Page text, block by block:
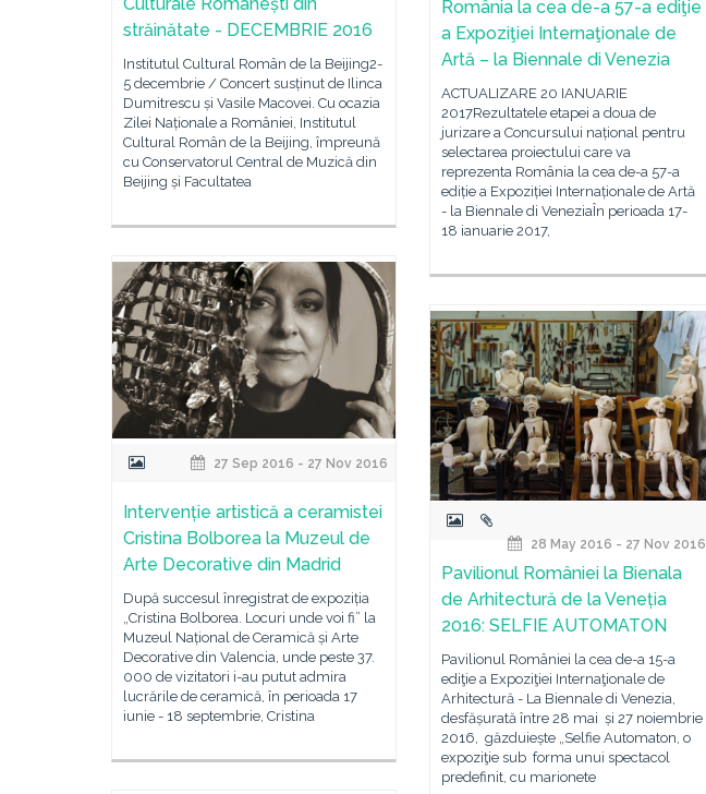
străinătate - DECEMBRIE 2016
Institutul Cultural Român de la Beijing2-
5 decembrie / Concert susținut de Ilinca
Dumitrescu și Vasile Macovei. Cu ocazia
Zilei Naționale a României, Institutul
Cultural Român de la Beijing, împreună
cu Conservatorul Central de Muzică din
Beijing și Facultatea
România la cea de-a 57-a ediţie
a Expoziţiei Internaţionale de
Artă – la Biennale di Venezia
ACTUALIZARE 20 IANUARIE
2017Rezultatele etapei a doua de
jurizare a Concursului național pentru
selectarea proiectului care va
reprezenta România la cea de-a 57-a
ediție a Expoziției Internaționale de Artă
- la Biennale di VeneziaÎn perioada 17-
18 ianuarie 2017,
27 Sep 2016 - 27 Nov 2016
Intervenție artistică a ceramistei
Cristina Bolborea la Muzeul de
Arte Decorative din Madrid
După succesul înregistrat de expoziția
„Cristina Bolborea. Locuri unde voi fi” la
Muzeul Național de Ceramică și Arte
Decorative din Valencia, unde peste 37.
000 de vizitatori i-au putut admira
lucrările de ceramică, în perioada 17
iunie - 18 septembrie, Cristina
28 May 2016 - 27 Nov 2016
Pavilionul României la Bienala
de Arhitectură de la Veneția
2016: SELFIE AUTOMATON
Pavilionul României la cea de-a 15-a
ediţie a Expoziţiei Internaţionale de
Arhitectură - La Biennale di Venezia,
desfășurată între 28 mai și 27 noiembrie
2016, găzduiește „Selfie Automaton, o
expoziţie sub forma unui spectacol
predefinit, cu marionete